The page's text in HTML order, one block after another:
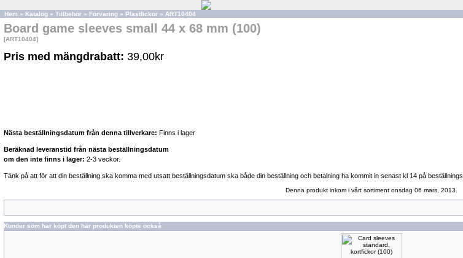
Hem » Katalog » Tillbehör » Förvaring » Plastfickor » ART10404
Board game sleeves small 44 x 68 mm (100)
[ART10404]
Pris med mängdrabatt: 39,00kr
Nästa beställningsdatum från denna tillverkare: Finns i lager
Beräknad leveranstid från nästa beställningsdatum
om den inte finns i lager: 2-3 veckor.
Tänk på att för att din beställning ska komma med utsatt beställningsdatum ska både din beställning och betalning ha kommit in senast kl 14 på
Denna produkt inkom i vårt sortiment onsdag 06 mars, 2013.
Kunder som har köpt den här produkten köpte också